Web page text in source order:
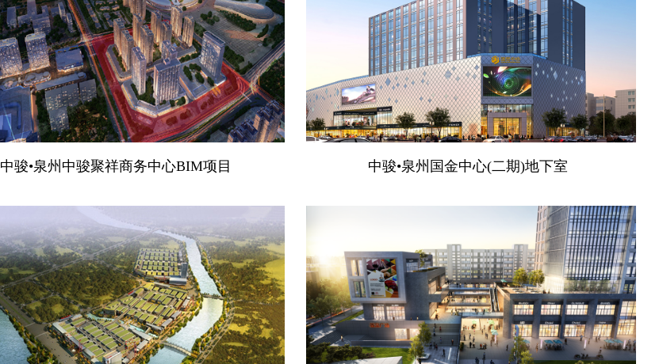
中骏•泉州中骏聚祥商务中心BIM项目 中骏•泉州国金中心(二期)地下室